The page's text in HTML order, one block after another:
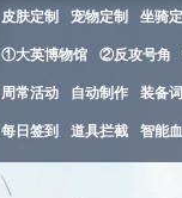
皮肤定制 宠物定制 坐骑
①大英博物馆 ②反攻号角
周常活动 自动制作 装备
每日签到 道具拦截 智能